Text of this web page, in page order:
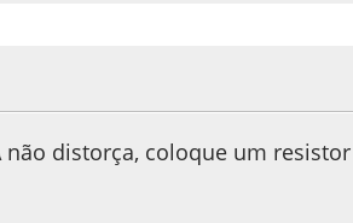
não distorça, coloque um